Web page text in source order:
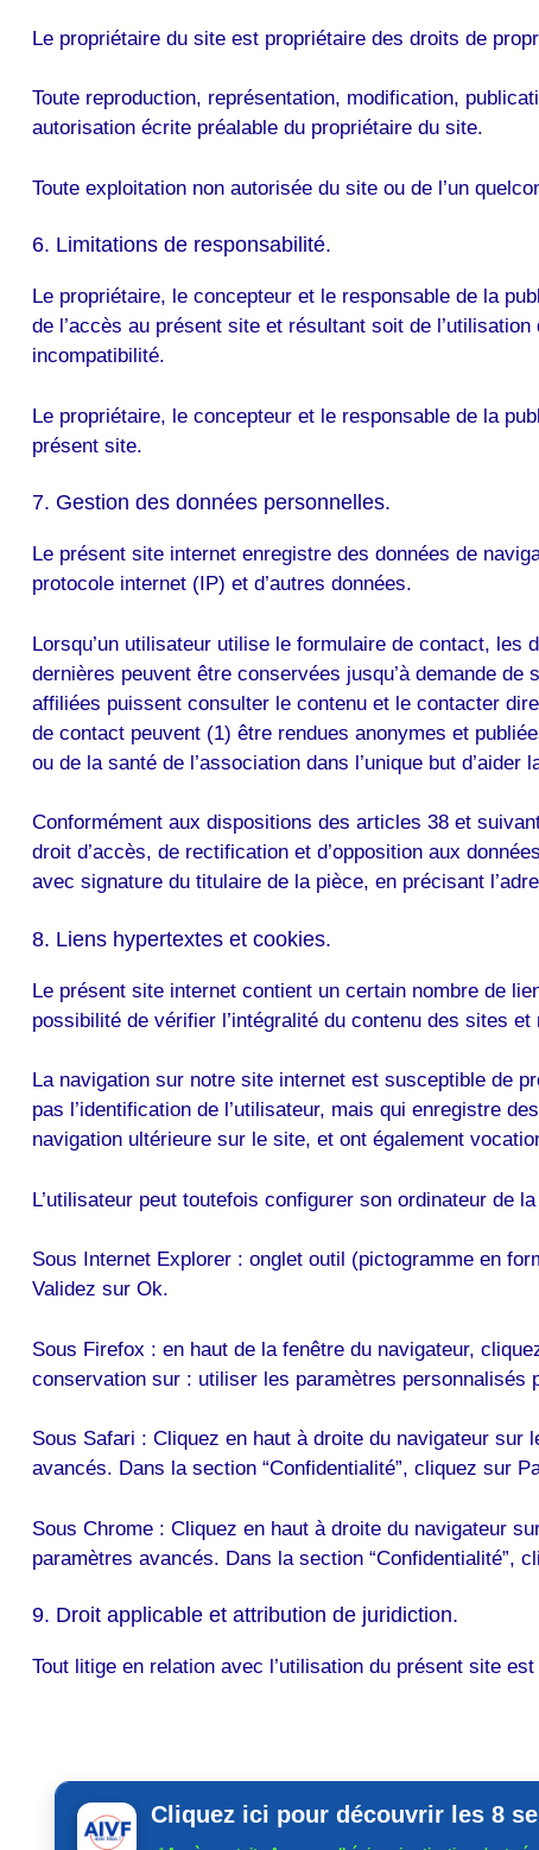
Le propriétaire du site est propriétaire des droits de
Toute reproduction, représentation, modification,
autorisation écrite préalable du propriétaire du site.
Toute exploitation non autorisée du site ou de l’un
6. Limitations de responsabilité.
Le propriétaire, le concepteur et le responsable de la
de l’accès au présent site et résultant soit de
incompatibilité.
Le propriétaire, le concepteur et le responsable de la
présent site.
7. Gestion des données personnelles.
Le présent site internet enregistre des données de
protocole internet (IP) et d’autres données.
Lorsqu’un utilisateur utilise le formulaire de contact,
dernières peuvent être conservées jusqu’à demande
affiliées puissent consulter le contenu et le contacter
de contact peuvent (1) être rendues anonymes et
ou de la santé de l’association dans l’unique but
Conformément aux dispositions des articles 38 et
droit d’accès, de rectification et d’opposition aux
avec signature du titulaire de la pièce, en précisant
8. Liens hypertextes et cookies.
Le présent site internet contient un certain nombre de
possibilité de vérifier l’intégralité du contenu des sites
La navigation sur notre site internet est susceptible de
pas l’identification de l’utilisateur, mais qui enregistre
navigation ultérieure sur le site, et ont également
L’utilisateur peut toutefois configurer son ordinateur de
Sous Internet Explorer : onglet outil (pictogramme en
Validez sur Ok.
Sous Firefox : en haut de la fenêtre du navigateur,
conservation sur : utiliser les paramètres personnalisés
Sous Safari : Cliquez en haut à droite du navigateur
avancés. Dans la section “Confidentialité”, cliquez sur
Sous Chrome : Cliquez en haut à droite du navigateur
paramètres avancés. Dans la section “Confidentialité”,
9. Droit applicable et attribution de juridiction.
Tout litige en relation avec l’utilisation du présent site
Cliquez ici pour découvrir les 8